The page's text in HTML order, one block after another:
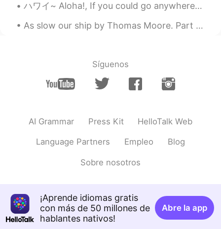
ハワイ~ Aloha!, If you could go anywhere in the world, where would you go? アロハ！、 世界のどこにでも行けるとしたら...
As slow our ship by Thomas Moore. Part 2 of 2. And when, in other climes, we meet Some isle o...
Síguenos
AI Grammar Press Kit HelloTalk Web
Language Partners Empleo Blog
Sobre nosotros
¡Aprende idiomas gratis
con más de 50 millones de
hablantes nativos!
Abre la app